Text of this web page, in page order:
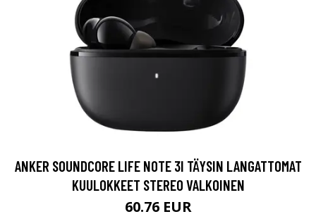
ANKER SOUNDCORE LIFE NOTE 3I TÄYSIN LANGATTOMAT
KUULOKKEET STEREO VALKOINEN
60.76 EUR